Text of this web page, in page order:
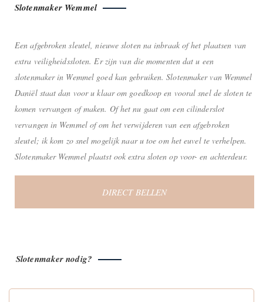
Slotenmaker Wemmel
Een afgebroken sleutel, nieuwe sloten na inbraak of het plaatsen van
extra veiligheidssloten. Er zijn van die momenten dat u een
slotenmaker in Wemmel goed kan gebruiken. Slotenmaker van Wemmel
Daniël staat dan voor u klaar om goedkoop en vooral snel de sloten te
komen vervangen of maken. Of het nu gaat om een cilinderslot
vervangen in Wemmel of om het verwijderen van een afgebroken
sleutel; ik kom zo snel mogelijk naar u toe om het euvel te verhelpen.
Slotenmaker Wemmel plaatst ook extra sloten op voor- en achterdeur.
DIRECT BELLEN
Slotenmaker nodig?